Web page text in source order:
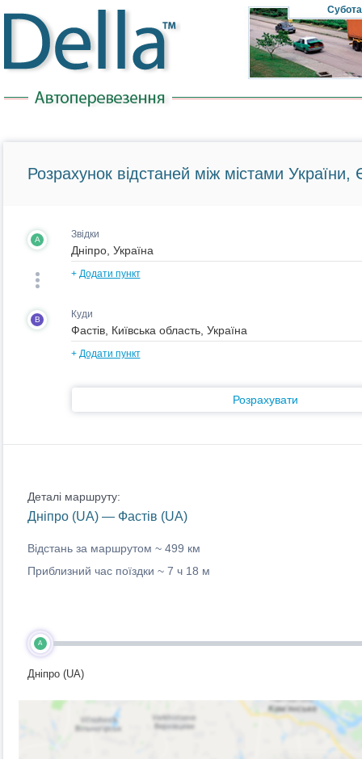
Субота
Розрахунок відстаней між містами України,
A Звідки
+ Додати пункт
B Куди
+ Додати пункт
Розрахувати
Деталі маршруту:
Дніпро (UA) — Фастів (UA)
Відстань за маршрутом ~ 499 км
Приблизний час поїздки ~ 7 ч 18 м
A
Дніпро (UA)